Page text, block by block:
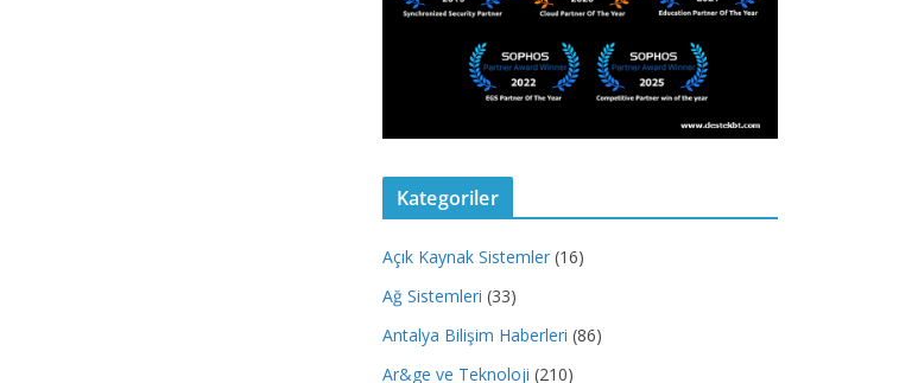
Kategoriler
Açık Kaynak Sistemler (16)
Ağ Sistemleri (33)
Antalya Bilişim Haberleri (86)
Ar&ge ve Teknoloji (210)